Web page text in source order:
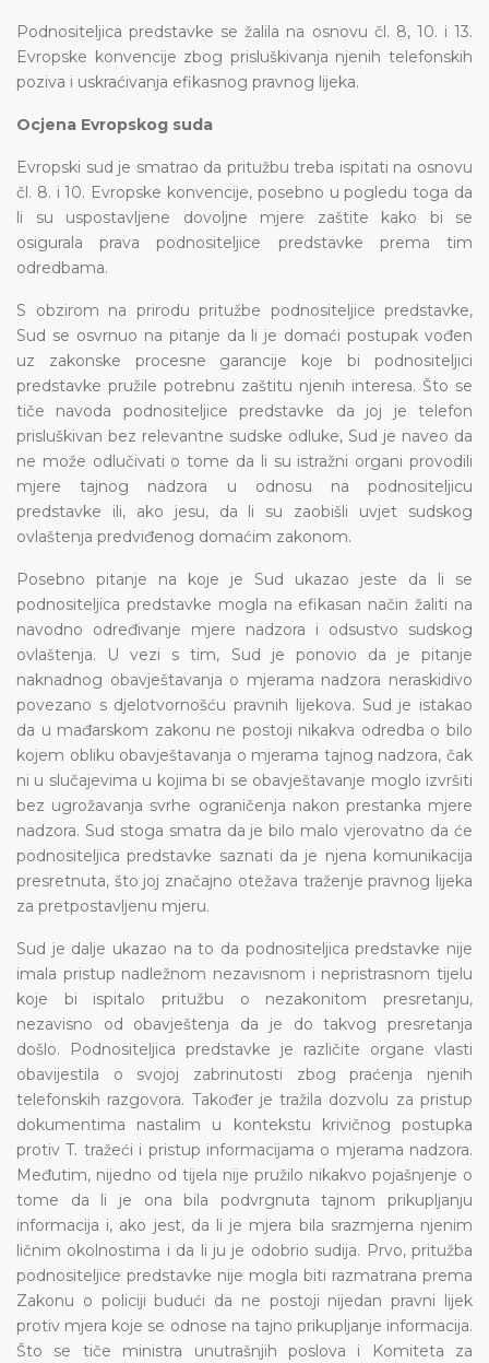
Podnositeljica predstavke se žalila na osnovu čl. 8, 10. i 13.
Evropske konvencije zbog prisluškivanja njenih telefonskih
poziva i uskraćivanja efikasnog pravnog lijeka.
Ocjena Evropskog suda
Evropski sud je smatrao da pritužbu treba ispitati na osnovu
čl. 8. i 10. Evropske konvencije, posebno u pogledu toga da
li su uspostavljene dovoljne mjere zaštite kako bi se
osigurala prava podnositeljice predstavke prema tim
odredbama.
S obzirom na prirodu pritužbe podnositeljice predstavke,
Sud se osvrnuo na pitanje da li je domaći postupak vođen
uz zakonske procesne garancije koje bi podnositeljici
predstavke pružile potrebnu zaštitu njenih interesa. Što se
tiče navoda podnositeljice predstavke da joj je telefon
prisluškivan bez relevantne sudske odluke, Sud je naveo da
ne može odlučivati o tome da li su istražni organi provodili
mjere tajnog nadzora u odnosu na podnositeljicu
predstavke ili, ako jesu, da li su zaobišli uvjet sudskog
ovlaštenja predviđenog domaćim zakonom.
Posebno pitanje na koje je Sud ukazao jeste da li se
podnositeljica predstavke mogla na efikasan način žaliti na
navodno određivanje mjere nadzora i odsustvo sudskog
ovlaštenja. U vezi s tim, Sud je ponovio da je pitanje
naknadnog obavještavanja o mjerama nadzora neraskidivo
povezano s djelotvornošću pravnih lijekova. Sud je istakao
da u mađarskom zakonu ne postoji nikakva odredba o bilo
kojem obliku obavještavanja o mjerama tajnog nadzora, čak
ni u slučajevima u kojima bi se obavještavanje moglo izvršiti
bez ugrožavanja svrhe ograničenja nakon prestanka mjere
nadzora. Sud stoga smatra da je bilo malo vjerovatno da će
podnositeljica predstavke saznati da je njena komunikacija
presretnuta, što joj značajno otežava traženje pravnog lijeka
za pretpostavljenu mjeru.
Sud je dalje ukazao na to da podnositeljica predstavke nije
imala pristup nadležnom nezavisnom i nepristrasnom tijelu
koje bi ispitalo pritužbu o nezakonitom presretanju,
nezavisno od obavještenja da je do takvog presretanja
došlo. Podnositeljica predstavke je različite organe vlasti
obavijestila o svojoj zabrinutosti zbog praćenja njenih
telefonskih razgovora. Također je tražila dozvolu za pristup
dokumentima nastalim u kontekstu krivičnog postupka
protiv T. tražeći i pristup informacijama o mjerama nadzora.
Međutim, nijedno od tijela nije pružilo nikakvo pojašnjenje o
tome da li je ona bila podvrgnuta tajnom prikupljanju
informacija i, ako jest, da li je mjera bila srazmjerna njenim
ličnim okolnostima i da li ju je odobrio sudija. Prvo, pritužba
podnositeljice predstavke nije mogla biti razmatrana prema
Zakonu o policiji budući da ne postoji nijedan pravni lijek
protiv mjera koje se odnose na tajno prikupljanje informacija.
Što se tiče ministra unutrašnjih poslova i Komiteta za